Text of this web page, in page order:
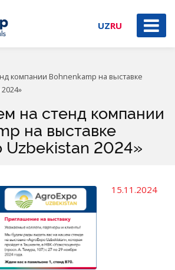
UZRU
компании Bohnenkamp на выставке
на стенд компании
на выставке
Uzbekistan 2024»
15.11.2024